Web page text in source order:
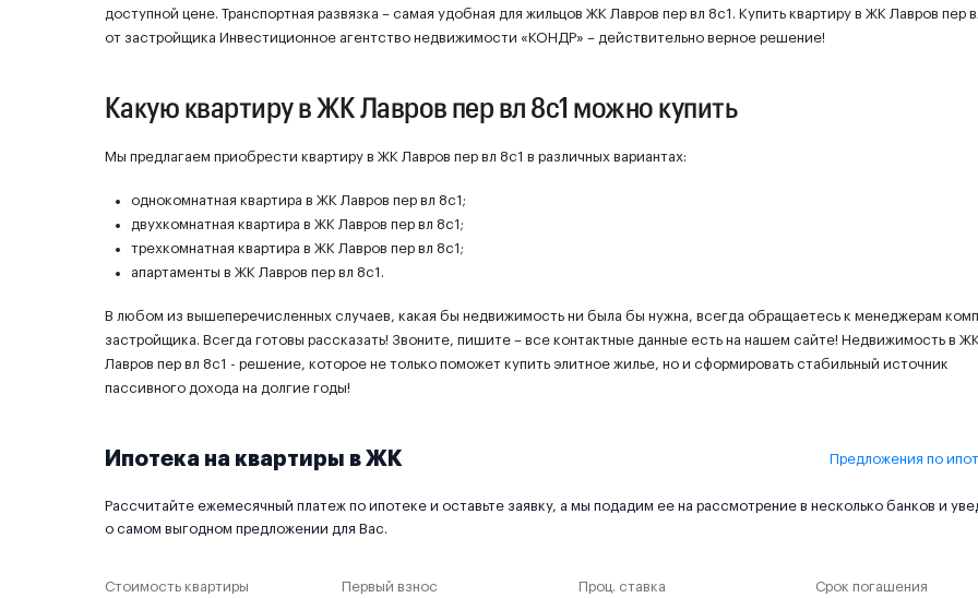
доступной цене. Транспортная развязка – самая удобная для жильцов ЖК Лавров пер вл 8с1. Купить квартиру в ЖК Лавров пер
от застройщика Инвестиционное агентство недвижимости «КОНДР» – действительно верное решение!
Какую квартиру в ЖК Лавров пер вл 8с1 можно купить
Мы предлагаем приобрести квартиру в ЖК Лавров пер вл 8с1 в различных вариантах:
однокомнатная квартира в ЖК Лавров пер вл 8с1;
двухкомнатная квартира в ЖК Лавров пер вл 8с1;
трехкомнатная квартира в ЖК Лавров пер вл 8с1;
апартаменты в ЖК Лавров пер вл 8с1.
В любом из вышеперечисленных случаев, какая бы недвижимость ни была бы нужна, всегда обращаетесь к менеджерам
застройщика. Всегда готовы рассказать! Звоните, пишите – все контактные данные есть на нашем сайте! Недвижимость в
Лавров пер вл 8с1 - решение, которое не только поможет купить элитное жилье, но и сформировать стабильный источник
пассивного дохода на долгие годы!
Ипотека на квартиры в ЖК Предложения по
Рассчитайте ежемесячный платеж по ипотеке и оставьте заявку, а мы подадим ее на рассмотрение в несколько банков и
о самом выгодном предложении для Вас.
Стоимость квартиры Первый взнос Проц. ставка Срок погашения